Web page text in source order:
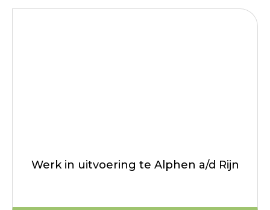
Werk in uitvoering te Alphen a/d Rijn